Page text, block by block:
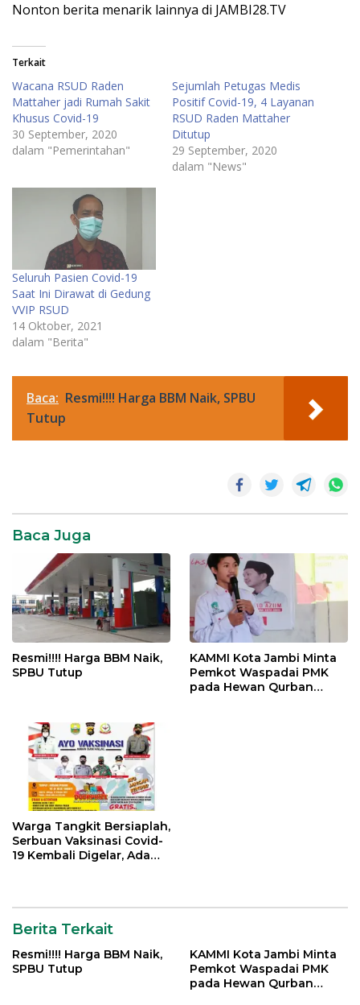
Nonton berita menarik lainnya di JAMBI28.TV
Terkait
Wacana RSUD Raden
Mattaher jadi Rumah Sakit
Khusus Covid-19
30 September, 2020
dalam "Pemerintahan"
Sejumlah Petugas Medis
Positif Covid-19, 4 Layanan
RSUD Raden Mattaher
Ditutup
29 September, 2020
dalam "News"
Seluruh Pasien Covid-19
Saat Ini Dirawat di Gedung
VVIP RSUD
14 Oktober, 2021
dalam "Berita"
Baca: Resmi!!!! Harga BBM Naik, SPBU
Tutup
Baca Juga
Resmi!!!! Harga BBM Naik,
SPBU Tutup
KAMMI Kota Jambi Minta
Pemkot Waspadai PMK
pada Hewan Qurban
Warga Tangkit Bersiaplah,
Serbuan Vaksinasi Covid-
19 Kembali Digelar, Ada
Berita Terkait
Resmi!!!! Harga BBM Naik,
SPBU Tutup
KAMMI Kota Jambi Minta
Pemkot Waspadai PMK
pada Hewan Qurban